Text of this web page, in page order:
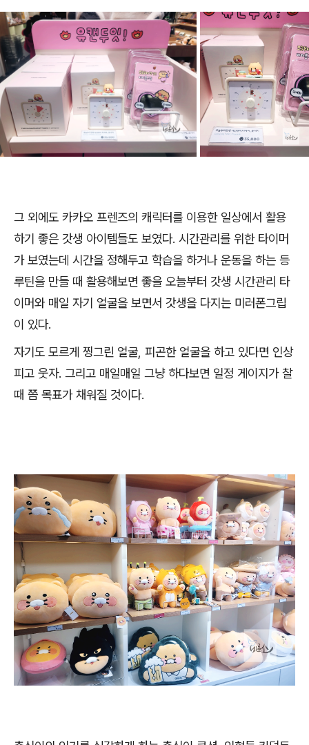
그 외에도 카카오 프렌즈의 캐릭터를 이용한 일상에서 활용
하기 좋은 갓생 아이템들도 보였다. 시간관리를 위한 타이머
가 보였는데 시간을 정해두고 학습을 하거나 운동을 하는 등
루틴을 만들 때 활용해보면 좋을 오늘부터 갓생 시간관리 타
이머와 매일 자기 얼굴을 보면서 갓생을 다지는 미러폰그립
이 있다.
자기도 모르게 찡그린 얼굴, 피곤한 얼굴을 하고 있다면 인상
피고 웃자. 그리고 매일매일 그냥 하다보면 일정 게이지가 찰
때 쯤 목표가 채워질 것이다.